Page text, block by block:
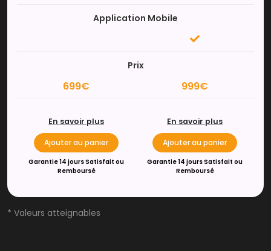
Application Mobile
Prix
699€ 999€
En savoir plus
Ajouter au panier
Garantie 14 jours Satisfait ou
Remboursé
En savoir plus
Ajouter au panier
Garantie 14 jours Satisfait ou
Remboursé
* Valeurs atteignables